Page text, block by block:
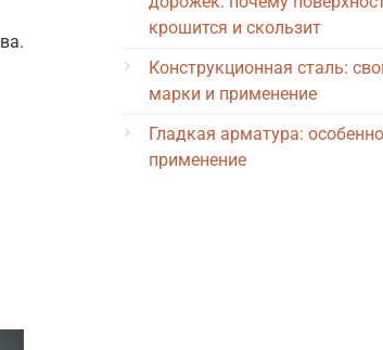
крошится и скользит
Конструкционная сталь:
марки и применение
Гладкая арматура:
применение